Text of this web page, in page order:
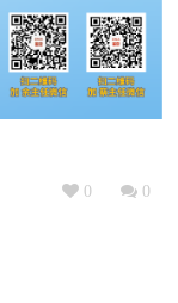
0 0